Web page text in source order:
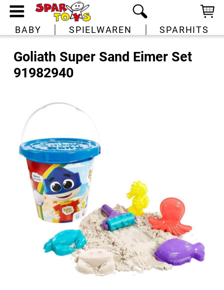
BABY SPIELWAREN SPARHITS
Goliath Super Sand Eimer Set
91982940